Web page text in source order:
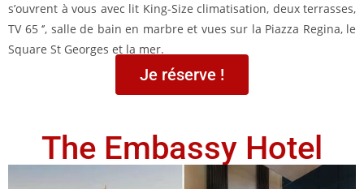
s’ouvrent à vous avec lit King-Size climatisation, deux terrasses,
TV 65 ‘’, salle de bain en marbre et vues sur la Piazza Regina, le
Square St Georges et la mer.
Je réserve !
The Embassy Hotel